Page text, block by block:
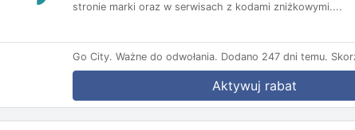
stronie marki oraz w serwisach z kodami zniżkowymi....
Go City. Ważne do odwołania. Dodano 247 dni temu.
Aktywuj rabat